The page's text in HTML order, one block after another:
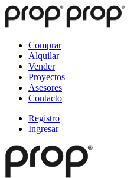
Comprar
Alquilar
Vender
Proyectos
Asesores
Contacto
Registro
Ingresar